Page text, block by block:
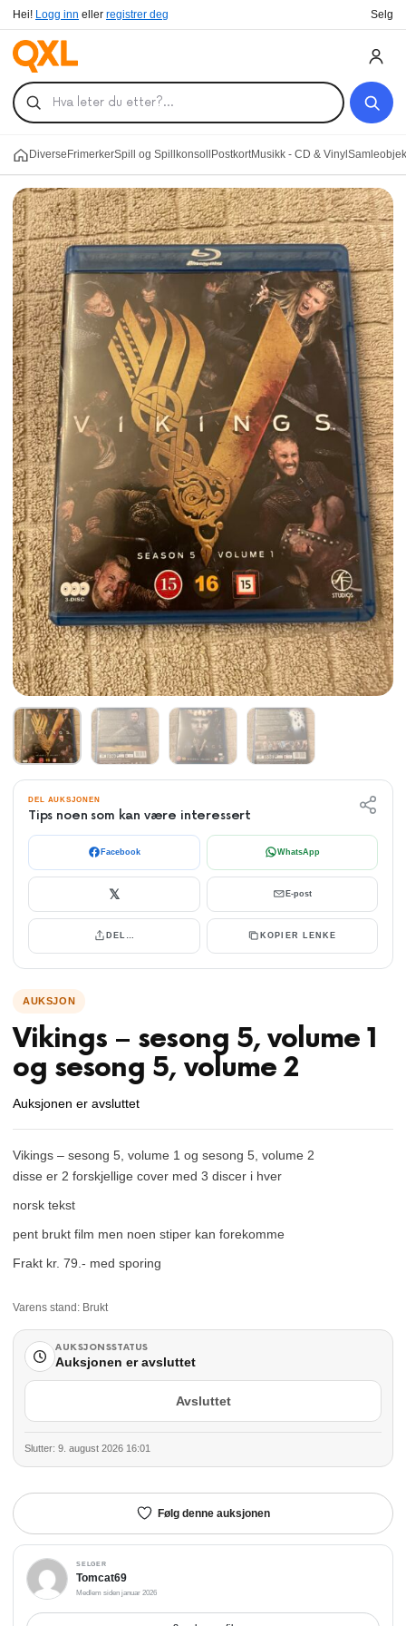
Hei! Logg inn eller registrer deg Selg
Diverse FrimerkerSpill og Spillkonsoll PostkortMusikk - CD & Vinyl
DEL AUKSJONEN
Tips noen som kan være interessert
Facebook WhatsApp
𝕏 E-post
DEL… KOPIER LENKE
Vikings – sesong 5, volume 1
og sesong 5, volume 2
Auksjonen er avsluttet
Vikings – sesong 5, volume 1 og sesong 5, volume 2
disse er 2 forskjellige cover med 3 discer i hver
norsk tekst
pent brukt film men noen stiper kan forekomme
Frakt kr. 79.- med sporing
Varens stand: Brukt
AUKSJONSSTATUS
Auksjonen er avsluttet
Avsluttet
Slutter: 9. august 2026 16:01
Følg denne auksjonen
SELGER
Tomcat69
Medlem siden januar 2026